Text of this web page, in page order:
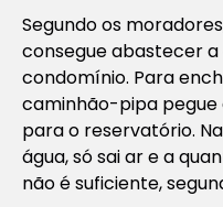
Segundo os
consegue abastecer a
condomínio. Para
caminhão-pipa pegue
para o reservatório.
água, só sai ar e a
não é suficiente,